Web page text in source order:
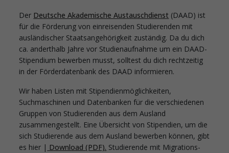
Der Deutsche Akademische Austauschdienst (DAAD) ist
für die Förderung von einreisenden Studierenden mit
ausländischer Staatsangehörigkeit zuständig. Da du dich
ca. anderthalb Jahre vor Studienaufnahme um ein DAAD-
Stipendium bewerben musst, solltest du dich rechtzeitig
in der Förderdatenbank des DAAD informieren.
Wir haben Listen mit Stipendienmöglichkeiten,
Suchmaschinen und Datenbanken für die verschiedenen
Gruppen von Studierenden aus dem Ausland
zusammengestellt. Eine Übersicht von Stipendien, um die
sich Studierende aus dem Ausland bewerben können, gibt
es hier | Download (PDF). Studierende mit Migrations-